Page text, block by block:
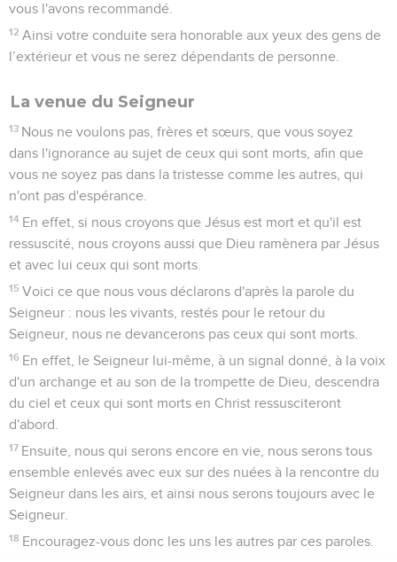
vous l'avons recommandé.
12 Ainsi votre conduite sera honorable aux yeux des gens de
l’extérieur et vous ne serez dépendants de personne.
La venue du Seigneur
13 Nous ne voulons pas, frères et sœurs, que vous soyez
dans l'ignorance au sujet de ceux qui sont morts, afin que
vous ne soyez pas dans la tristesse comme les autres, qui
n'ont pas d'espérance.
14 En effet, si nous croyons que Jésus est mort et qu'il est
ressuscité, nous croyons aussi que Dieu ramènera par Jésus
et avec lui ceux qui sont morts.
15 Voici ce que nous vous déclarons d'après la parole du
Seigneur : nous les vivants, restés pour le retour du
Seigneur, nous ne devancerons pas ceux qui sont morts.
16 En effet, le Seigneur lui-même, à un signal donné, à la voix
d'un archange et au son de la trompette de Dieu, descendra
du ciel et ceux qui sont morts en Christ ressusciteront
d'abord.
17 Ensuite, nous qui serons encore en vie, nous serons tous
ensemble enlevés avec eux sur des nuées à la rencontre du
Seigneur dans les airs, et ainsi nous serons toujours avec le
Seigneur.
18 Encouragez-vous donc les uns les autres par ces paroles.